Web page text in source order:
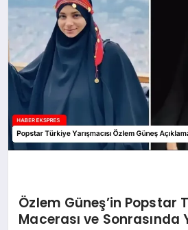
Özlem Güneş’in Popstar
Macerası ve Sonrasında